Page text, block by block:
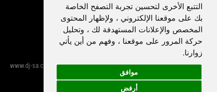
التتبع الأخرى لتحسين تجربة التصفح الخاصة
بك على موقعنا الإلكتروني ، ولإظهار المحتوى
المخصص والإعلانات المستهدفة لك ، وتحليل
حركة المرور على موقعنا ، وفهم من أين يأتي
زوارنا.
موافق
أرفض
© 2026 www.dj-sa.com all rights reserved -
Σχεδιασμός Ιστοσελίδαςby
NetPlanet
Cookies preferences